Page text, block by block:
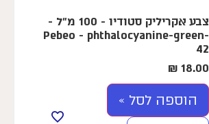
צבע אקריליק סטודיו - 100 מ"ל -
Pebeo - phthalocyanine-green-
42
18.00
₪
הוספה לסל »